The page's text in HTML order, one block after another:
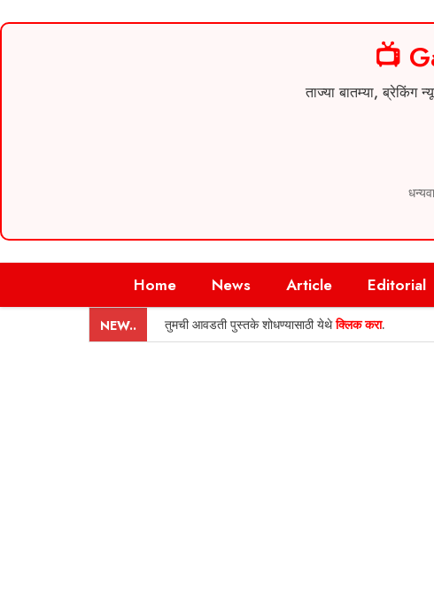
📺
ताज्या बातम्या,
Home News Article Editorial
NEW.. तुमची आवडती पुस्तके शोधण्यासाठी येथेक्लिक करा.